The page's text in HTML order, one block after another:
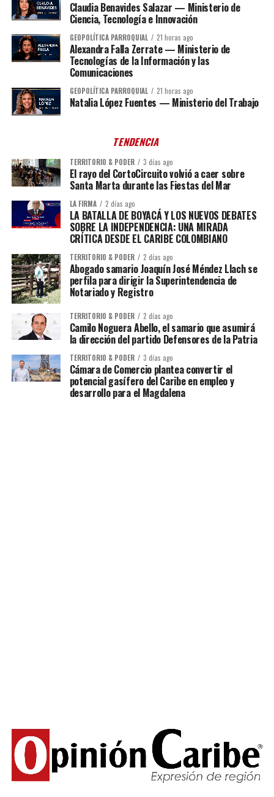
Claudia Benavides Salazar — Ministerio de
Ciencia, Tecnología e Innovación
GEOPOLÍTICA PARROQUIAL 21 horas ago
Alexandra Falla Zerrate — Ministerio de
Tecnologías de la Información y las
Comunicaciones
GEOPOLÍTICA PARROQUIAL 21 horas ago
Natalia López Fuentes — Ministerio del Trabajo
TENDENCIA
TERRITORIO & PODER 3 días ago
El rayo del CortoCircuito volvió a caer sobre
Santa Marta durante las Fiestas del Mar
LA FIRMA 2 días ago
LA BATALLA DE BOYACÁ Y LOS NUEVOS DEBATES
SOBRE LA INDEPENDENCIA: UNA MIRADA
CRÍTICA DESDE EL CARIBE COLOMBIANO
TERRITORIO & PODER 2 días ago
Abogado samario Joaquín José Méndez Llach se
perfila para dirigir la Superintendencia de
Notariado y Registro
TERRITORIO & PODER 2 días ago
Camilo Noguera Abello, el samario que asumirá
la dirección del partido Defensores de la Patria
TERRITORIO & PODER 3 días ago
Cámara de Comercio plantea convertir el
potencial gasífero del Caribe en empleo y
desarrollo para el Magdalena